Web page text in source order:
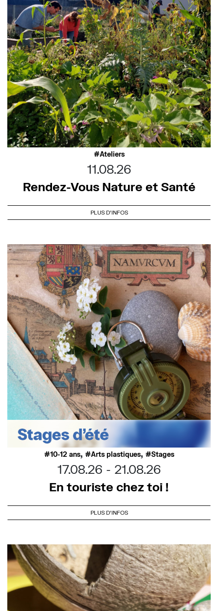
Ateliers
11.08.26
Rendez-Vous Nature et Santé
PLUS D'INFOS
10-12 ans, Arts plastiques, Stages
17.08.26
21.08.26
En touriste chez toi !
PLUS D'INFOS